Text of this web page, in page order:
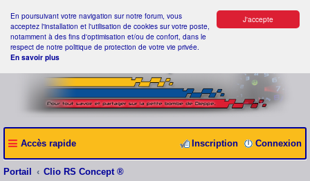
J'accepte
En poursuivant votre navigation sur notre forum, vous
acceptez l'installation et l'utilisation de cookies sur votre poste,
notamment à des fins d'optimisation et/ou de confort, dans le
respect de notre politique de protection de votre vie privée.
En savoir plus
Accès rapide Connexion
Inscription
Portail Clio RS Concept ®